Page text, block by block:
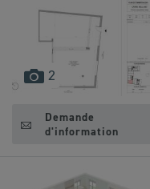
2 images
disponibles
Demande
d'information